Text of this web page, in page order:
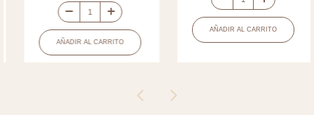
Medalla
covergold
ovalada
AÑADIR AL CARRITO
Separador
vidrio
pez
AÑADIR AL CARRITO